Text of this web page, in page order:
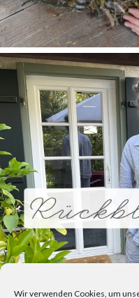
Wir verwenden Cookies, um